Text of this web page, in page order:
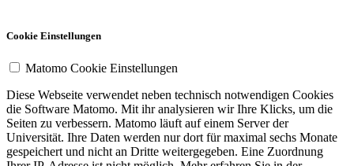
Cookie Einstellungen
Matomo Cookie Einstellungen
Diese Webseite verwendet neben technisch notwendigen Cookies
die Software Matomo. Mit ihr analysieren wir Ihre Klicks, um die
Seiten zu verbessern. Matomo läuft auf einem Server der
Universität. Ihre Daten werden nur dort für maximal sechs Monate
gespeichert und nicht an Dritte weitergegeben. Eine Zuordnung